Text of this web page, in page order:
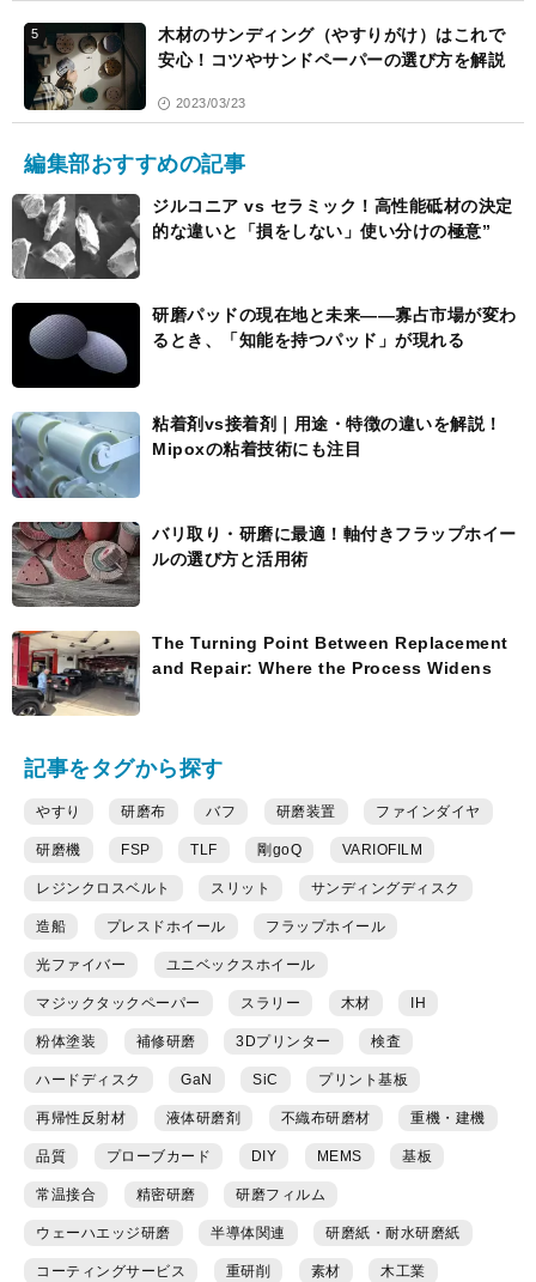
5
木材のサンディング（やすりがけ）はこれで
安心！コツやサンドペーパーの選び方を解説
2023/03/23
編集部おすすめの記事
ジルコニア vs セラミック！高性能砥材の決定
的な違いと「損をしない」使い分けの極意”
研磨パッドの現在地と未来――寡占市場が変わ
るとき、「知能を持つパッド」が現れる
粘着剤vs接着剤｜用途・特徴の違いを解説！
Mipoxの粘着技術にも注目
バリ取り・研磨に最適！軸付きフラップホイー
ルの選び方と活用術
The Turning Point Between Replacement
and Repair: Where the Process Widens
記事をタグから探す
やすり 研磨布 バフ 研磨装置 ファインダイヤ
研磨機 FSP TLF 剛goQ VARIOFILM
レジンクロスベルト スリット サンディングディスク
造船 プレスドホイール フラップホイール
光ファイバー ユニベックスホイール
マジックタックペーパー スラリー 木材 IH
粉体塗装 補修研磨 3Dプリンター 検査
ハードディスク GaN SiC プリント基板
再帰性反射材 液体研磨剤 不織布研磨材 重機・建機
品質 プローブカード DIY MEMS 基板
常温接合 精密研磨 研磨フィルム
ウェーハエッジ研磨 半導体関連 研磨紙・耐水研磨紙
コーティングサービス 重研削 素材 木工業